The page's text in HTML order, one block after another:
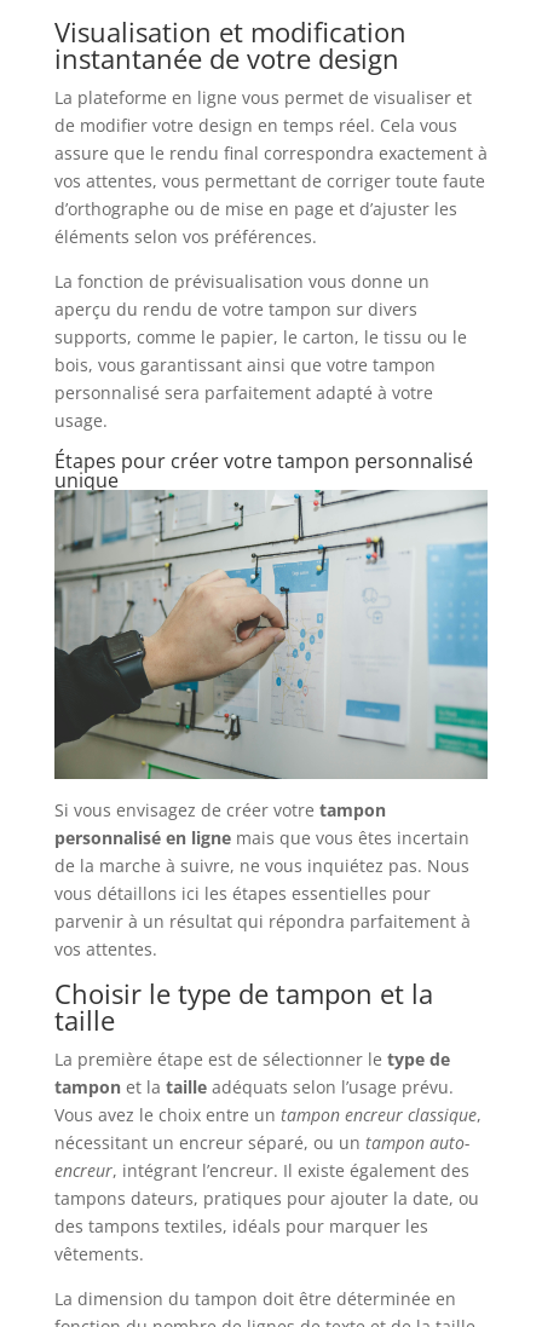
Visualisation et modification
instantanée de votre design
La plateforme en ligne vous permet de visualiser et
de modifier votre design en temps réel. Cela vous
assure que le rendu final correspondra exactement à
vos attentes, vous permettant de corriger toute faute
d’orthographe ou de mise en page et d’ajuster les
éléments selon vos préférences.
La fonction de prévisualisation vous donne un
aperçu du rendu de votre tampon sur divers
supports, comme le papier, le carton, le tissu ou le
bois, vous garantissant ainsi que votre tampon
personnalisé sera parfaitement adapté à votre
usage.
Étapes pour créer votre tampon personnalisé
unique
Si vous envisagez de créer votre tampon
personnalisé en lignemais que vous êtes incertain
de la marche à suivre, ne vous inquiétez pas. Nous
vous détaillons ici les étapes essentielles pour
parvenir à un résultat qui répondra parfaitement à
vos attentes.
Choisir le type de tampon et la
taille
La première étape est de sélectionner le type de
tamponet la tailleadéquats selon l’usage prévu.
Vous avez le choix entre un tampon encreur classique,
nécessitant un encreur séparé, ou un tampon auto-
encreur, intégrant l’encreur. Il existe également des
tampons dateurs, pratiques pour ajouter la date, ou
des tampons textiles, idéals pour marquer les
vêtements.
La dimension du tampon doit être déterminée en